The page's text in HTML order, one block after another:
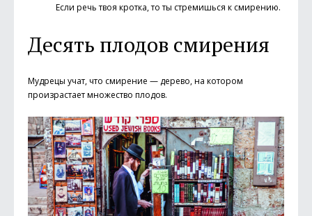
Если речь твоя кротка, то ты стремишься к смирению.
Десять плодов смирения
Мудрецы учат, что смирение — дерево, на котором
произрастает множество плодов.